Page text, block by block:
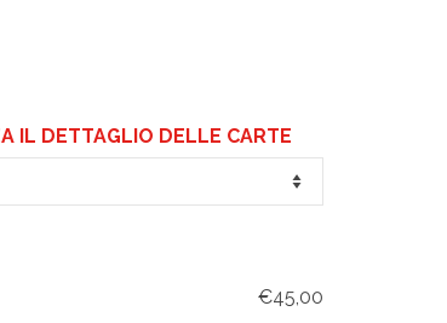
IL DETTAGLIO DELLE CARTE
€45,00